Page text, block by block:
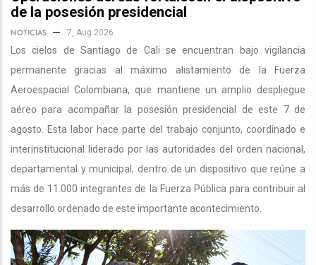
de la posesión presidencial
NOTICIAS 7, Aug 2026
Los cielos de Santiago de Cali se encuentran bajo vigilancia
permanente gracias al máximo alistamiento de la Fuerza
Aeroespacial Colombiana, que mantiene un amplio despliegue
aéreo para acompañar la posesión presidencial de este 7 de
agosto. Esta labor hace parte del trabajo conjunto, coordinado e
interinstitucional liderado por las autoridades del orden nacional,
departamental y municipal, dentro de un dispositivo que reúne a
más de 11.000 integrantes de la Fuerza Pública para contribuir al
desarrollo ordenado de este importante acontecimiento.